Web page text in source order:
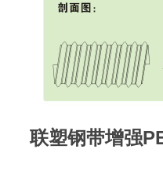
联塑钢带增强